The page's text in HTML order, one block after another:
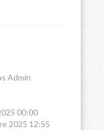
Admin
00:00
2025 12:55